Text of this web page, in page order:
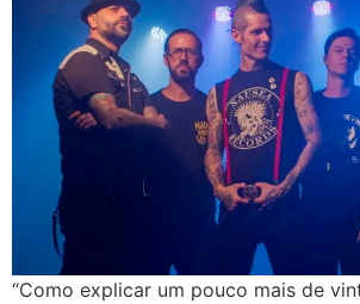
“Como explicar um pouco mais de